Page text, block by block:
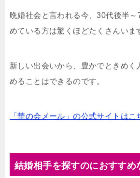
晩婚社会と言われる今、30代後半
めている方は驚くほどたくさんいま
新しい出会いから、豊かでときめく
めることはできるのです。
「華の会メール」の公式サイトはこ
結婚相手を探すのにおすすめ